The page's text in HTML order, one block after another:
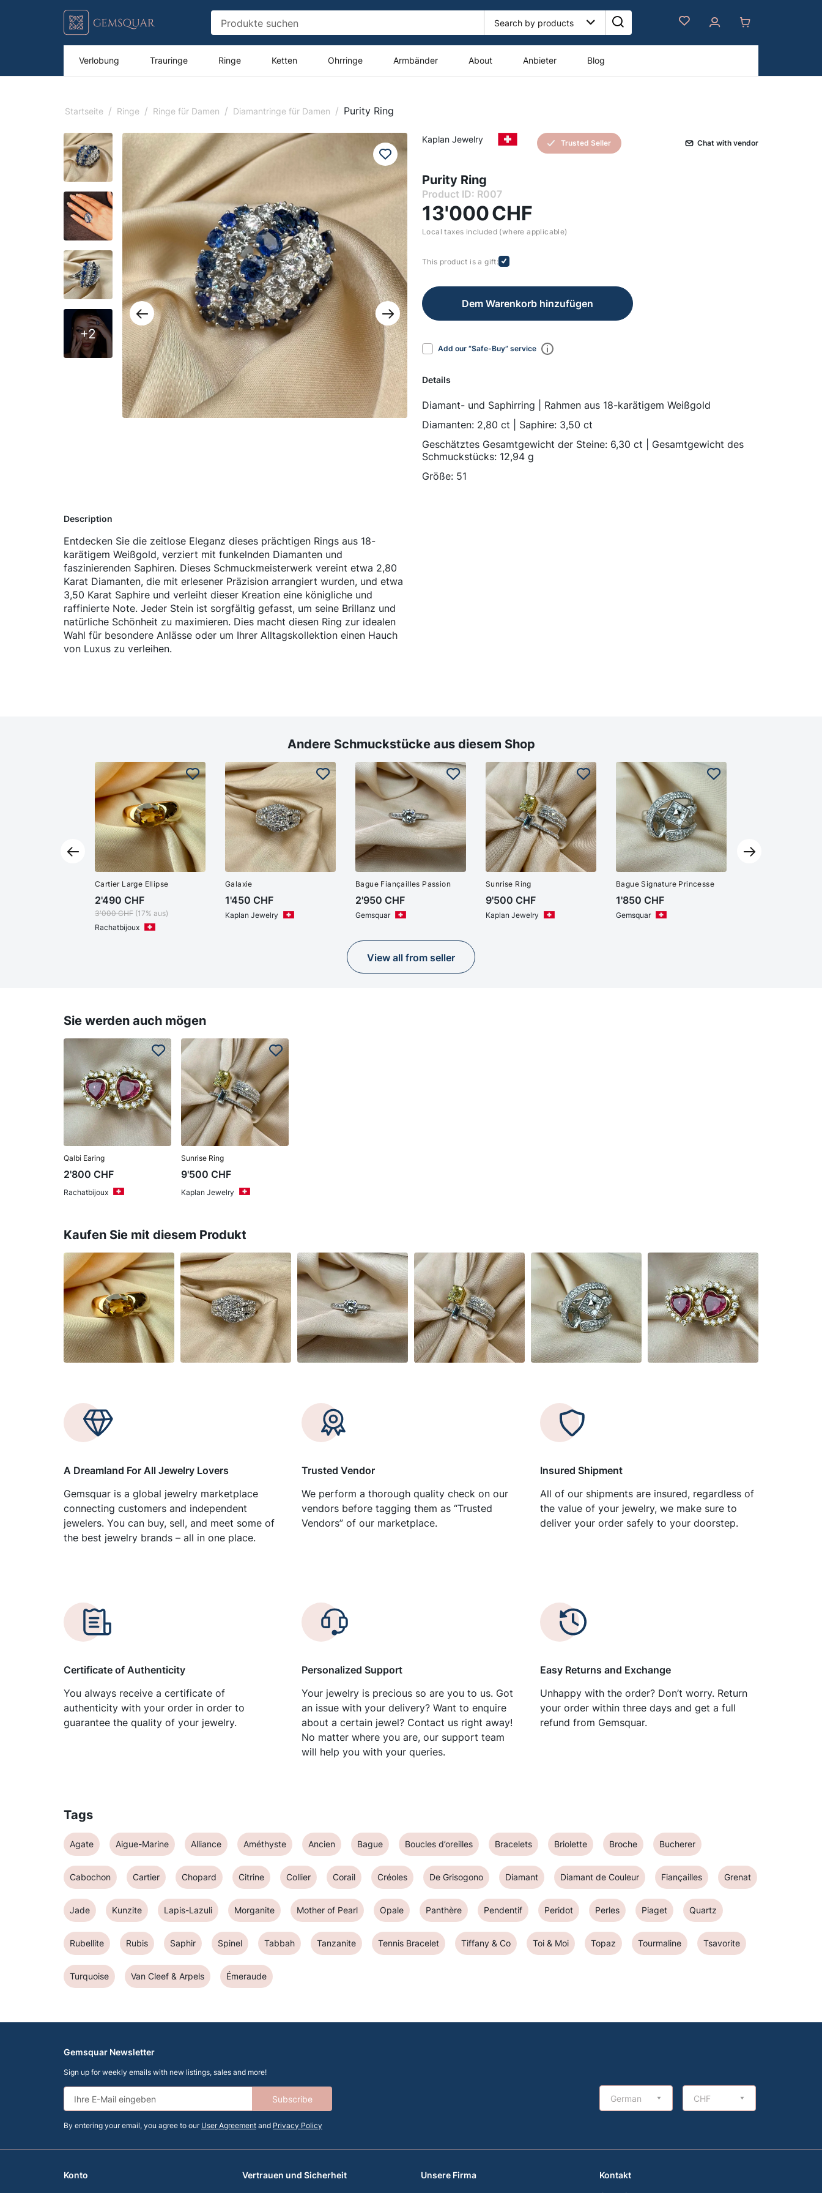
Verlobung Trauringe Ringe Ketten Ohrringe Armbänder About Anbieter Blog
Startseite / Ringe / Ringe für Damen / Diamantringe für Damen / Purity Ring
+2
Description
Entdecken Sie die zeitlose Eleganz dieses prächtigen Rings aus 18-
karätigem Weißgold, verziert mit funkelnden Diamanten und
faszinierenden Saphiren. Dieses Schmuckmeisterwerk vereint etwa 2,80
Karat Diamanten, die mit erlesener Präzision arrangiert wurden, und etwa
3,50 Karat Saphire und verleiht dieser Kreation eine königliche und
raffinierte Note. Jeder Stein ist sorgfältig gefasst, um seine Brillanz und
natürliche Schönheit zu maximieren. Dies macht diesen Ring zur idealen
Wahl für besondere Anlässe oder um Ihrer Alltagskollektion einen Hauch
von Luxus zu verleihen.
Kaplan Jewelry Trusted Seller Сhat with vendor
Purity Ring
Product ID: R007
13'000CHF
Local taxes included (where applicable)
This product is a gift:
Dem Warenkorb hinzufügen
Add our “Safe-Buy” service
Details
Diamant- und Saphirring | Rahmen aus 18-karätigem Weißgold
Diamanten: 2,80 ct | Saphire: 3,50 ct
Geschätztes Gesamtgewicht der Steine: 6,30 ct | Gesamtgewicht des
Schmuckstücks: 12,94 g
Größe: 51
Andere Schmuckstücke aus diesem Shop
Cartier Large Ellipse
2'490 CHF
3'000 CHF (17% aus)
Rachatbijoux
Galaxie
1'450 CHF
Kaplan Jewelry
Bague Fiançailles Passion
2'950 CHF
Gemsquar
Sunrise Ring
9'500 CHF
Kaplan Jewelry
Bague Signature Princesse
1'850 CHF
Gemsquar
View all from seller
Sie werden auch mögen
Qalbi Earing
2'800 CHF
Rachatbijoux
Sunrise Ring
9'500 CHF
Kaplan Jewelry
Kaufen Sie mit diesem Produkt
A Dreamland For All Jewelry Lovers
Gemsquar is a global jewelry marketplace
connecting customers and independent
jewelers. You can buy, sell, and meet some of
the best jewelry brands – all in one place.
Trusted Vendor
We perform a thorough quality check on our
vendors before tagging them as “Trusted
Vendors” of our marketplace.
Insured Shipment
All of our shipments are insured, regardless of
the value of your jewelry, we make sure to
deliver your order safely to your doorstep.
Certificate of Authenticity
You always receive a certificate of
authenticity with your order in order to
guarantee the quality of your jewelry.
Personalized Support
Your jewelry is precious so are you to us. Got
an issue with your delivery? Want to enquire
about a certain jewel? Contact us right away!
No matter where you are, our support team
will help you with your queries.
Easy Returns and Exchange
Unhappy with the order? Don’t worry. Return
your order within three days and get a full
refund from Gemsquar.
Tags
Agate Aigue-Marine Alliance Améthyste Ancien Bague Boucles d’oreilles Bracelets Briolette Broche Bucherer
Cabochon Cartier Chopard Citrine Collier Corail Créoles De Grisogono Diamant Diamant de Couleur Fiançailles Grenat
Jade Kunzite Lapis-Lazuli Morganite Mother of Pearl Opale Panthère Pendentif Peridot Perles Piaget Quartz
Rubellite Rubis Saphir Spinel Tabbah Tanzanite Tennis Bracelet Tiffany & Co Toi & Moi Topaz Tourmaline Tsavorite
Turquoise Van Cleef & Arpels Émeraude
Gemsquar Newsletter
Sign up for weekly emails with new listings, sales and more!
Subscribe
By entering your email, you agree to our User Agreement and Privacy Policy
German CHF
Konto Vertrauen und Sicherheit Unsere Firma Kontakt